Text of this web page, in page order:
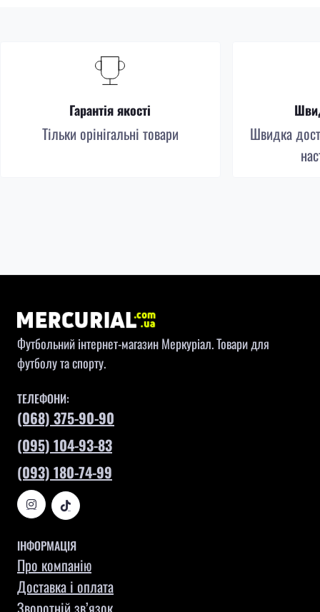
Гарантія якості
Тільки орінігальні товари
Швидка
Футбольний інтернет-магазин Меркуріал. Товари для
футболу та спорту.
ТЕЛЕФОНИ:
(068) 375-90-90
(095) 104-93-83
(093) 180-74-99
ІНФОРМАЦІЯ
Про компанію
Доставка і оплата
Зворотній зв’язок